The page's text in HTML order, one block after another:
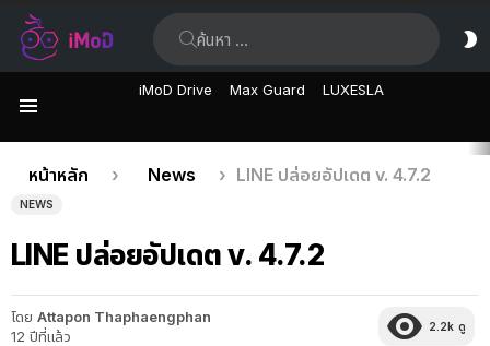
iMoD Drive Max Guard LUXESLA
เรื่อง
ล่าสุด
คุณอยู่ที่นี่:
หน้าหลัก News LINE ปล่อยอัปเดต v. 4.7.2
NEWS
LINE ปล่อยอัปเดต v. 4.7.2
โดย Attapon Thaphaengphan
12 ปีที่แล้ว
2.2k ดู